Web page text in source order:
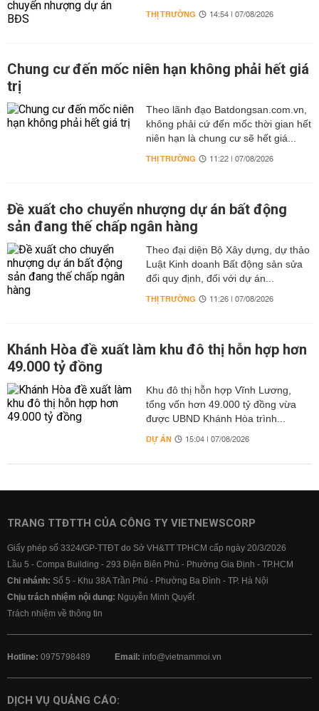
THỊ TRƯỜNG 14:54 | 07/08/2026
Chung cư đến mốc niên hạn không phải hết giá
trị
Theo lãnh đạo Batdongsan.com.vn,
không phải cứ đến mốc thời gian hết
niên hạn là chung cư sẽ hết giá...
THỊ TRƯỜNG 11:22 | 07/08/2026
Đề xuất cho chuyển nhượng dự án bất động
sản đang thế chấp ngân hàng
Theo đại diện Bộ Xây dựng, dự thảo
Luật Kinh doanh Bất động sản sửa
đổi quy định, đối với dự án...
THỊ TRƯỜNG 11:26 | 07/08/2026
Khánh Hòa đề xuất làm khu đô thị hỗn hợp hơn
49.000 tỷ đồng
Khu đô thị hỗn hợp Vĩnh Lương,
tổng vốn hơn 49.000 tỷ đồng vừa
được UBND Khánh Hòa trình...
DỰ ÁN 15:04 | 07/08/2026
TRANG TTĐTTH CỦA CÔNG TY VIETNEWSCORP
Giấy phép số 3324/GP-TTĐT do Sở VH&TT TPHCM cấp ngày 20/3/2026
Lầu 5 - Compa Building - 293 Điện Biên Phủ - Phường Gia Định - TP.HCM
Chi nhánh: Số 5 - Khu 38A Trần Phú - Phường Ba Đình - TP. Hà Nội
Chịu trách nhiệm nội dung: Nguyễn Minh Quyết
Trách nhiệm về thông tin
Hotline: 0975798489 Email: info@vietnammoi.vn
DỊCH VỤ QUẢNG CÁO: